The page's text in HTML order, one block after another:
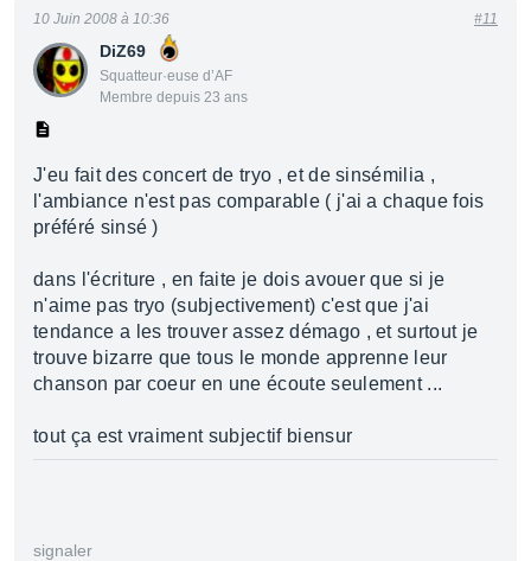
DiZ69
Squatteur·euse d’AF
Membre depuis 23 ans
10 Juin 2008 à 10:36 #11
J'eu fait des concert de tryo , et de sinsémilia ,
l'ambiance n'est pas comparable ( j'ai a chaque fois
préféré sinsé )
dans l'écriture , en faite je dois avouer que si je
n'aime pas tryo (subjectivement) c'est que j'ai
tendance a les trouver assez démago , et surtout je
trouve bizarre que tous le monde apprenne leur
chanson par coeur en une écoute seulement ...
tout ça est vraiment subjectif biensur
signaler